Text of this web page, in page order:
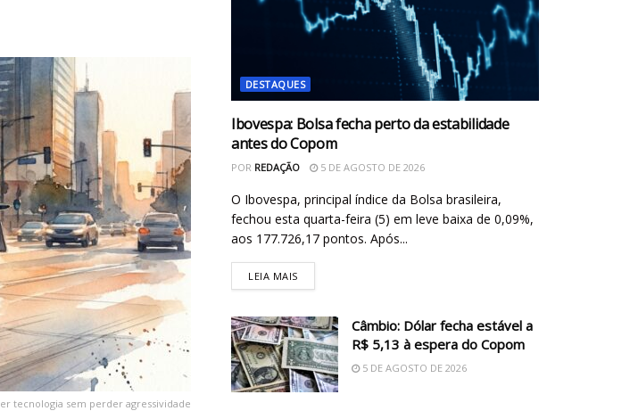
tecnologia sem perder agressividade
DESTAQUES
Ibovespa: Bolsa fecha perto da estabilidade
antes do Copom
POR REDAÇÃO 5 DE AGOSTO DE 2026
O Ibovespa, principal índice da Bolsa brasileira,
fechou esta quarta-feira (5) em leve baixa de 0,09%,
aos 177.726,17 pontos. Após...
LEIA MAIS
Câmbio: Dólar fecha estável a
R$ 5,13 à espera do Copom
5 DE AGOSTO DE 2026